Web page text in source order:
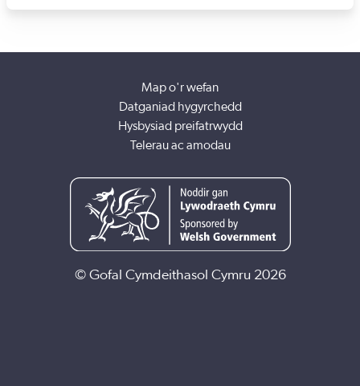
cysylltiadau rhwng ymchwil, polisi ac ymarfer ac mae wedi
angerddol dros symud o ymarfer sy'n cael ei yrru gan broses i
ymarfer sy'n canolbwyntio ar berthynas.
about Nick Andrews
Map o'r wefan
Datganiad hygyrchedd
Hysbysiad preifatrwydd
Telerau ac amodau
© Gofal Cymdeithasol Cymru 2026